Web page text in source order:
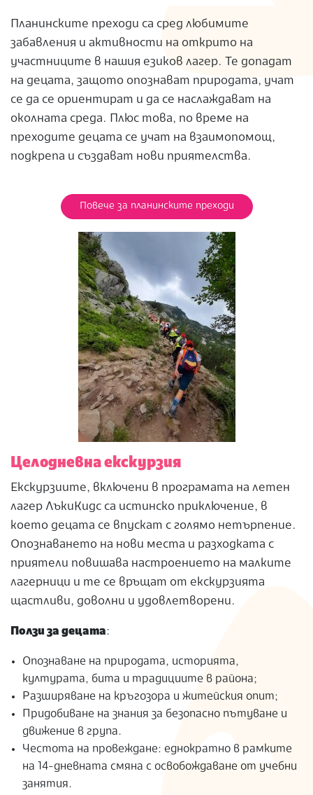
Планинските преходи са сред любимите
забавления и активности на открито на
участниците в нашия езиков лагер. Те допадат
на децата, защото опознават природата, учат
се да се ориентират и да се наслаждават на
околната среда. Плюс това, по време на
преходите децата се учат на взаимопомощ,
подкрепа и създават нови приятелства.
Повече за планинските преходи
Целодневна екскурзия
Екскурзиите, включени в програмата на летен
лагер ЛъкиКидс са истинско приключение, в
което децата се впускат с голямо нетърпение.
Опознаването на нови места и разходката с
приятели повишава настроението на малките
лагерници и те се връщат от екскурзията
щастливи, доволни и удовлетворени.
Ползи за децата:
Опознаване на природата, историята,
културата, бита и традициите в района;
Разширяване на кръгозора и житейския опит;
Придобиване на знания за безопасно пътуване и
движение в група.
Честота на провеждане: еднократно в рамките
на 14-дневната смяна с освобождаване от учебни
занятия.